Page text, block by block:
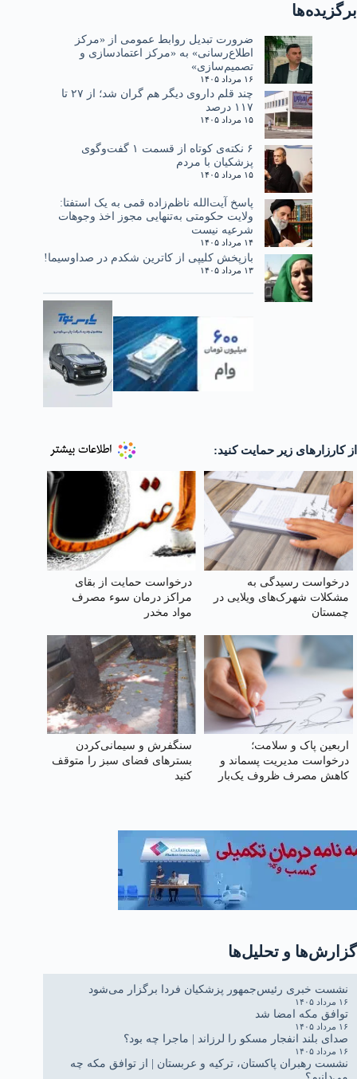
برگزیده‌ها
ضرورت تبدیل روابط عمومی از «مرکز
اطلاع‌رسانی» به «مرکز اعتمادسازی و
تصمیم‌سازی»
۱۶ مرداد ۱۴۰۵
چند قلم داروی دیگر هم گران شد؛ از ۲۷ تا
۱۱۷ درصد
۱۵ مرداد ۱۴۰۵
۶ نکته‌ی کوتاه از قسمت ۱ گفت‌وگوی
پزشکیان با مردم
۱۵ مرداد ۱۴۰۵
پاسخ آیت‌الله ناظم‌زاده قمی به یک استفتا:
ولایت حکومتی به‌تنهایی مجوز اخذ وجوهات
شرعیه نیست
۱۴ مرداد ۱۴۰۵
بازپخش کلیپی از کاترین شکدم در صداوسیما!
۱۳ مرداد ۱۴۰۵
از کارزارهای زیر حمایت کنید:
درخواست رسیدگی به
مشکلات شهرک‌های ویلایی در
چمستان
درخواست حمایت از بقای
مراکز درمان سوء مصرف
مواد مخدر
اربعین پاک و سلامت؛
درخواست مدیریت پسماند و
کاهش مصرف ظروف یک‌بار
سنگفرش و سیمانی‌کردن
بسترهای فضای سبز را متوقف
کنید
گزارش‌ها و تحلیل‌ها
نشست خبری رئیس‌جمهور پزشکیان فردا برگزار می‌شود
۱۶ مرداد ۱۴۰۵
توافق مکه امضا شد
۱۶ مرداد ۱۴۰۵
صدای بلند انفجار مسکو را لرزاند | ماجرا چه بود؟
۱۶ مرداد ۱۴۰۵
نشست رهبران پاکستان، ترکیه و عربستان | از توافق مکه چه